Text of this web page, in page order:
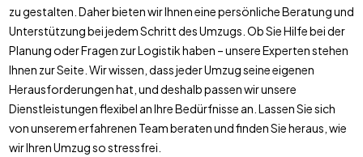
zu gestalten. Daher bieten wir Ihnen eine persönliche Beratung und
Unterstützung bei jedem Schritt des Umzugs. Ob Sie Hilfe bei der
Planung oder Fragen zur Logistik haben – unsere Experten stehen
Ihnen zur Seite. Wir wissen, dass jeder Umzug seine eigenen
Herausforderungen hat, und deshalb passen wir unsere
Dienstleistungen flexibel an Ihre Bedürfnisse an. Lassen Sie sich
von unserem erfahrenen Team beraten und finden Sie heraus, wie
wir Ihren Umzug so stressfrei.